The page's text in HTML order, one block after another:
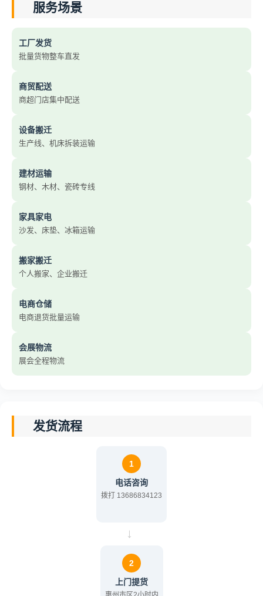
服务场景
工厂发货
批量货物整车直发
商贸配送
商超门店集中配送
设备搬迁
生产线、机床拆装运输
建材运输
钢材、木材、瓷砖专线
家具家电
沙发、床垫、冰箱运输
搬家搬迁
个人搬家、企业搬迁
电商仓储
电商退货批量运输
会展物流
展会全程物流
发货流程
1
电话咨询
拨打 13686834123
→
2
上门提货